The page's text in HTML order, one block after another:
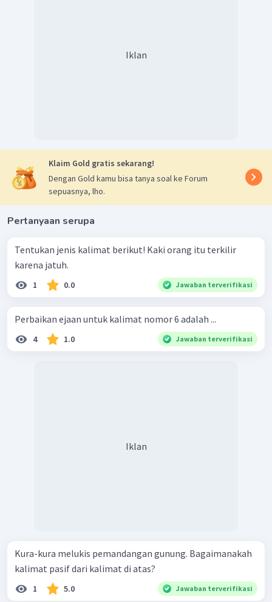
Iklan
Klaim Gold gratis sekarang!
Dengan Gold kamu bisa tanya soal ke Forum
sepuasnya, lho.
Pertanyaan serupa
Tentukan jenis kalimat berikut! Kaki orang itu terkilir
karena jatuh.
1 0.0 Jawaban terverifikasi
Perbaikan ejaan untuk kalimat nomor 6 adalah ...
4 1.0 Jawaban terverifikasi
Iklan
Kura-kura melukis pemandangan gunung. Bagaimanakah
kalimat pasif dari kalimat di atas?
1 5.0 Jawaban terverifikasi